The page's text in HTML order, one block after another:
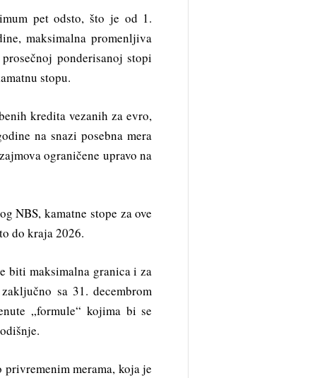
pet odsto, što je od 1.
maksimalna promenljiva
ponderisanoj stopi
stopu.
kredita vezanih za evro,
na snazi posebna mera
ograničene upravo na
NBS, kamatne stope za ove
do kraja 2026.
biti maksimalna granica i za
sa 31. decembrom
„formule“ kojima bi se
merama, koja je